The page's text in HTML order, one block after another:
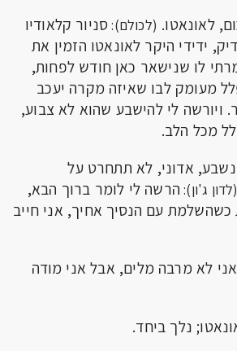
לאונאטו. (לכולם):סניור קלאודיו
ידידי היקר לאונאטו הזמין את
לו שנישאר כאן חודש לפחות,
מעומק לבו שאיזה מקרה יעכב
ויורשה לי להישבע שהוא לא צבוע,
מכל הלב.
אדוני, לא תתחרט על
(לדון ג'ון): הרשה לי לומר ברוך הבא,
כשהשלמת עם הנסיך אחיך, אני חייב
לא מרבה מלים, אבל אני מודה
נלך ביחד.